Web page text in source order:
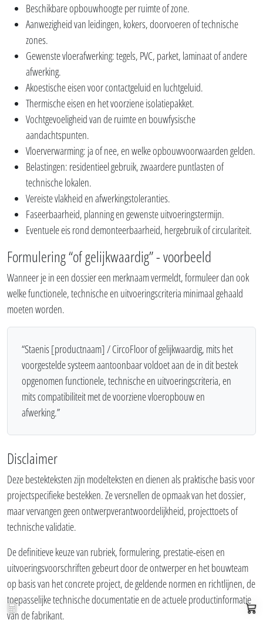
Bereken pakket
Beschikbare opbouwhoogte per ruimte of zone.
Aanwezigheid van leidingen, kokers, doorvoeren of technische
zones.
Gewenste vloerafwerking: tegels, PVC, parket, laminaat of andere
afwerking.
Akoestische eisen voor contactgeluid en luchtgeluid.
Thermische eisen en het voorziene isolatiepakket.
Vochtgevoeligheid van de ruimte en bouwfysische
aandachtspunten.
Vloerverwarming: ja of nee, en welke opbouwvoorwaarden gelden.
Belastingen: residentieel gebruik, zwaardere puntlasten of
technische lokalen.
Vereiste vlakheid en afwerkingstoleranties.
Faseerbaarheid, planning en gewenste uitvoeringstermijn.
Eventuele eis rond demonteerbaarheid, hergebruik of circulariteit.
Formulering “of gelijkwaardig” - voorbeeld
Wanneer je in een dossier een merknaam vermeldt, formuleer dan ook
welke functionele, technische en uitvoeringscriteria minimaal gehaald
moeten worden.
“Staenis [productnaam] / CircoFloor of gelijkwaardig, mits het
voorgestelde systeem aantoonbaar voldoet aan de in dit bestek
opgenomen functionele, technische en uitvoeringscriteria, en
mits compatibiliteit met de voorziene vloeropbouw en
afwerking.”
Disclaimer
Deze bestekteksten zijn modelteksten en dienen als praktische basis voor
projectspecifieke bestekken. Ze versnellen de opmaak van het dossier,
maar vervangen geen ontwerpverantwoordelijkheid, projecttoets of
technische validatie.
De definitieve keuze van rubriek, formulering, prestatie-eisen en
uitvoeringsvoorschriften gebeurt door de ontwerper en het bouwteam
op basis van het concrete project, de geldende normen en richtlijnen, de
toepasselijke technische documentatie en de actuele productinformatie
van de fabrikant.